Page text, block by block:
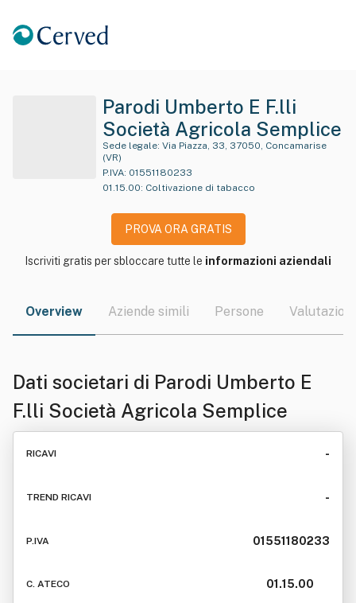
Parodi Umberto E F.lli
Società Agricola Semplice
Sede legale:
(VR)
P.IVA: 01551180233
01.15.00: Coltivazione di tabacco
PROVA ORA GRATIS
Iscriviti gratis per sbloccare tutte le informazioni aziendali
Overview Aziende simili Persone Valutazioni
Dati societari di Parodi Umberto E
F.lli Società Agricola Semplice
RICAVI -
TREND RICAVI -
P.IVA 01551180233
C. ATECO 01.15.00